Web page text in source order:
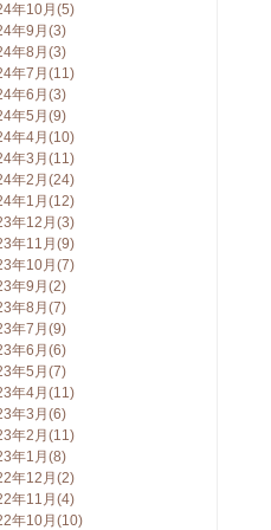
年10月(5)
年9月(3)
年8月(3)
年7月(11)
年6月(3)
年5月(9)
年4月(10)
年3月(11)
年2月(24)
年1月(12)
年12月(3)
年11月(9)
年10月(7)
年9月(2)
年8月(7)
年7月(9)
年6月(6)
年5月(7)
年4月(11)
年3月(6)
年2月(11)
年1月(8)
年12月(2)
年11月(4)
年10月(10)